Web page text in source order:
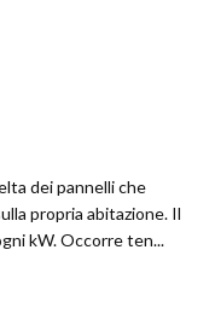
dei pannelli che
propria abitazione. Il
kW. Occorre ten...